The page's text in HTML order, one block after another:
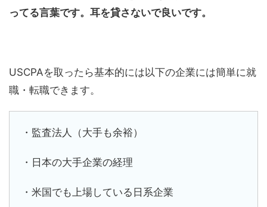
ってる言葉です。耳を貸さないで良いです。
USCPAを取ったら基本的には以下の企業には簡単に就
職・転職できます。
・監査法人（大手も余裕）
・日本の大手企業の経理
・米国でも上場している日系企業